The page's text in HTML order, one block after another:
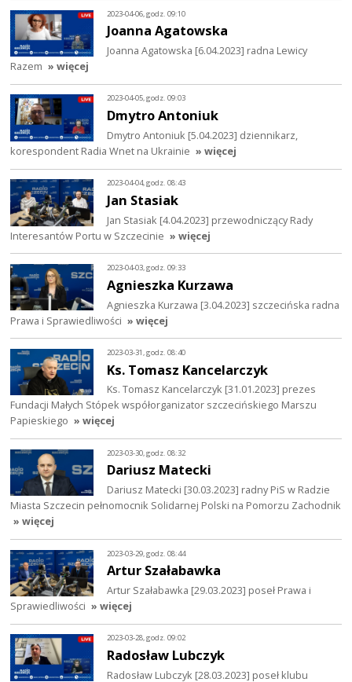
2023-04-06, godz. 09:10
Joanna Agatowska
Joanna Agatowska [6.04.2023] radna Lewicy
Razem » więcej
2023-04-05, godz. 09:03
Dmytro Antoniuk
Dmytro Antoniuk [5.04.2023] dziennikarz,
korespondent Radia Wnet na Ukrainie » więcej
2023-04-04, godz. 08:43
Jan Stasiak
Jan Stasiak [4.04.2023] przewodniczący Rady
Interesantów Portu w Szczecinie » więcej
2023-04-03, godz. 09:33
Agnieszka Kurzawa
Agnieszka Kurzawa [3.04.2023] szczecińska radna
Prawa i Sprawiedliwości » więcej
2023-03-31, godz. 08:40
Ks. Tomasz Kancelarczyk
Ks. Tomasz Kancelarczyk [31.01.2023] prezes
Fundacji Małych Stópek współorganizator szczecińskiego Marszu
Papieskiego » więcej
2023-03-30, godz. 08:32
Dariusz Matecki
Dariusz Matecki [30.03.2023] radny PiS w Radzie
Miasta Szczecin pełnomocnik Solidarnej Polski na Pomorzu Zachodnik
» więcej
2023-03-29, godz. 08:44
Artur Szałabawka
Artur Szałabawka [29.03.2023] poseł Prawa i
Sprawiedliwości » więcej
2023-03-28, godz. 09:02
Radosław Lubczyk
Radosław Lubczyk [28.03.2023] poseł klubu